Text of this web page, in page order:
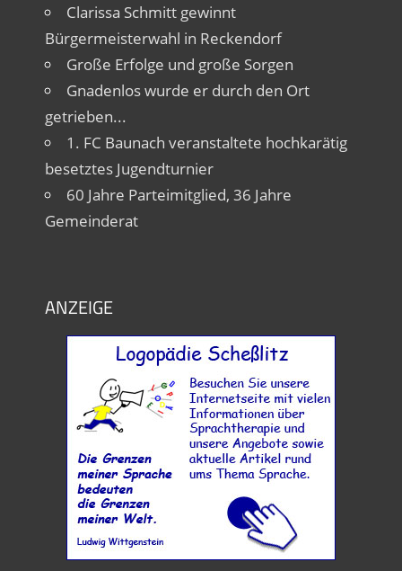
Clarissa Schmitt gewinnt
Bürgermeisterwahl in Reckendorf
Große Erfolge und große Sorgen
Gnadenlos wurde er durch den Ort
getrieben...
1. FC Baunach veranstaltete hochkarätig
besetztes Jugendturnier
60 Jahre Parteimitglied, 36 Jahre
Gemeinderat
ANZEIGE